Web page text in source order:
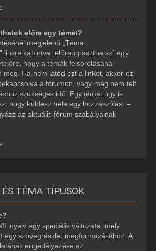
előre egy témát?
megjelenő „Téma
linkre kattintva „előreugraszthatsz” egy
hogy a témák felsorolásánál
meg. Ha nem látod ezt a linket, akkor ez
a fórumon, vagy még nem telt
szükséges idő. Egy témát úgy is
hogy küldesz bele egy hozzászólást –
az aktuális fórum szabályainak
TÉMA TÍPUSOK
nyelv egy speciális változata, mely
egy szövegrészlet megformázásához. A
engedélyezése az